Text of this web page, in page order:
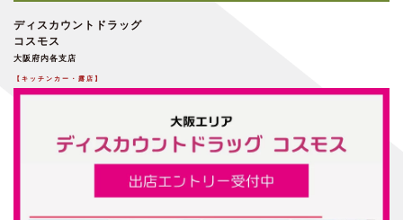
ディスカウントドラッグ
コスモス
大阪府内各支店
【キッチンカー・露店】